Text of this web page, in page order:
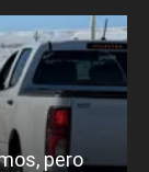
pero